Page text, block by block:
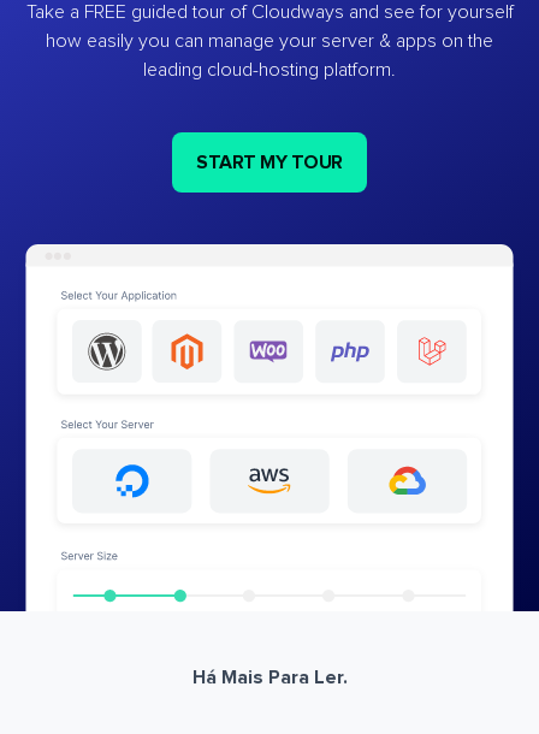
Take a FREE guided tour of Cloudways and see for yourself
how easily you can manage your server & apps on the
leading cloud-hosting platform.
START MY TOUR
Há Mais Para Ler.